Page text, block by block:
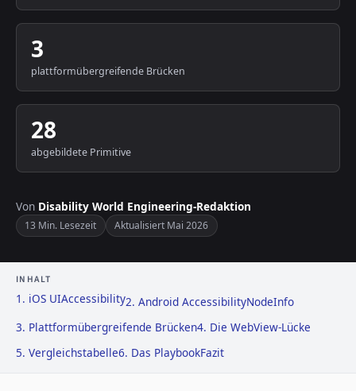
3
plattformübergreifende Brücken
28
abgebildete Primitive
Von Disability World Engineering-Redaktion
13 Min. Lesezeit Aktualisiert Mai 2026
INHALT
1. iOS UIAccessibility2. Android AccessibilityNodeInfo
3. Plattformübergreifende Brücken4. Die WebView-Lücke
5. Vergleichstabelle6. Das PlaybookFazit